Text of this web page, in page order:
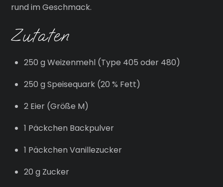
rund im Geschmack.
Zutaten
250 g Weizenmehl (Type 405 oder 480)
250 g Speisequark (20 % Fett)
2 Eier (Größe M)
1 Päckchen Backpulver
1 Päckchen Vanillezucker
20 g Zucker